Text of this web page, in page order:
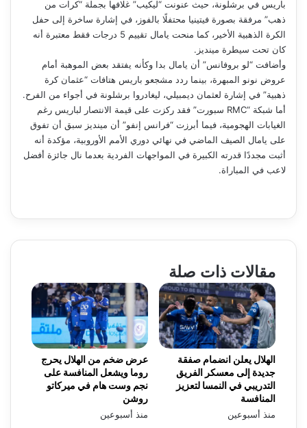
باريس في برشلونة، حيث عنونت “ليكيب” غلافها بجملة “كرات من
ذهب” مرفقة بصورة فيتينيا محتفلًا بالفوز، في إشارة ساخرة إلى حفل
الكرة الذهبية الأخير، كما منحت يامال تقييم 5 درجات فقط معتبرة أنه
كان تحت سيطرة مينديز.
وأضافت “لو بروفانس” أن يامال بدا وكأنه يفتقد بعض الموهبة أمام
عروض نونو المبهرة، بينما ردد مشجعو باريس هتافات “عثمان كرة
ذهبية” في إشارة لعثمان ديمبيلي، ليغادروا برشلونة في أجواء من الفرح.
أما شبكة “RMC سبورت” فقد ركزت على قيمة الانتصار لباريس رغم
الغيابات الهجومية، فيما أبرزت “فرانس إنفو” أن مينديز سبق أن تفوق
على يامال الصيف الماضي في نهائي دوري الأمم الأوروبية، مؤكدة أنه
أثبت مجددًا قدرته الكبيرة في المواجهات الفردية بعدما نال جائزة أفضل
لاعب في المباراة.
مقالات ذات صلة
عرض ضخم من الهلال يحرج
روما ويشعل المنافسة على
نجم وست هام في ميركاتو
روشن
منذ أسبوعين
الهلال يعلن انضمام صفقة
جديدة إلى معسكر الفريق
التدريبي في النمسا لتعزيز
المنافسة
منذ أسبوعين